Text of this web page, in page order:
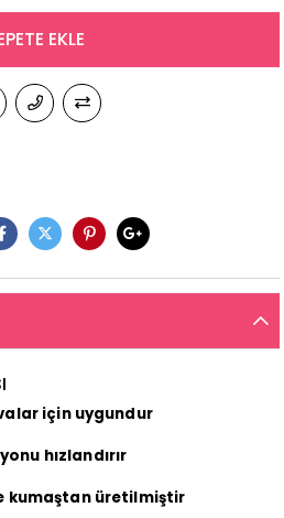
için uygundur
hızlandırır
kumaştan üretilmiştir